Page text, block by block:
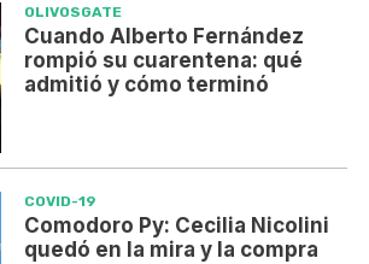
OLIVOSGATE
Cuando Alberto Fernández
rompió su cuarentena: qué
admitió y cómo terminó
COVID-19
Comodoro Py: Cecilia Nicolini
quedó en la mira y la compra